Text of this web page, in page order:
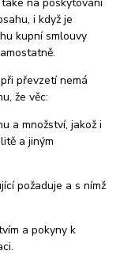
na poskytování
i když je
kupní smlouvy
převzetí nemá
že věc:
a množství, jakož i
a jiným
požaduje a s nímž
a pokyny k